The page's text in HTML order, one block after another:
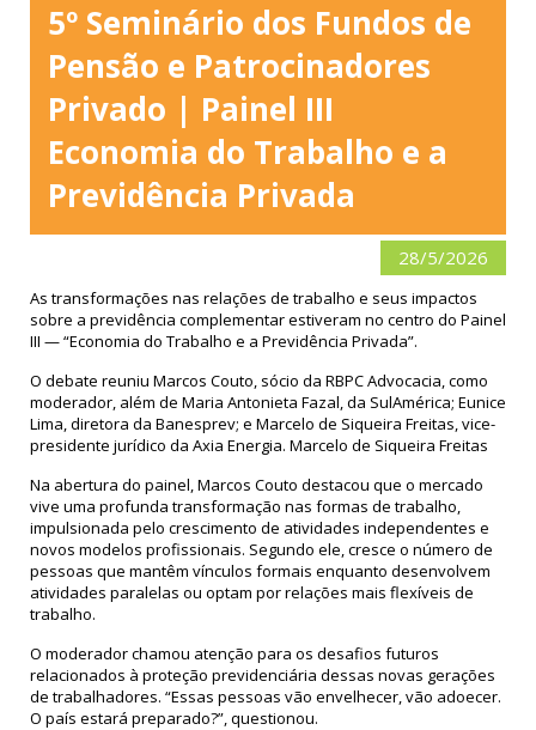
5º Seminário dos Fundos de
Pensão e Patrocinadores
Privado | Painel III
Economia do Trabalho e a
Previdência Privada
28/5/2026
As transformações nas relações de trabalho e seus impactos
sobre a previdência complementar estiveram no centro do Painel
III — “Economia do Trabalho e a Previdência Privada”.
O debate reuniu Marcos Couto, sócio da RBPC Advocacia, como
moderador, além de Maria Antonieta Fazal, da SulAmérica; Eunice
Lima, diretora da Banesprev; e Marcelo de Siqueira Freitas, vice-
presidente jurídico da Axia Energia. Marcelo de Siqueira Freitas
Na abertura do painel, Marcos Couto destacou que o mercado
vive uma profunda transformação nas formas de trabalho,
impulsionada pelo crescimento de atividades independentes e
novos modelos profissionais. Segundo ele, cresce o número de
pessoas que mantêm vínculos formais enquanto desenvolvem
atividades paralelas ou optam por relações mais flexíveis de
trabalho.
O moderador chamou atenção para os desafios futuros
relacionados à proteção previdenciária dessas novas gerações
de trabalhadores. “Essas pessoas vão envelhecer, vão adoecer.
O país estará preparado?”, questionou.